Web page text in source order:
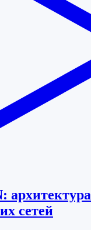
архитектура
сетей